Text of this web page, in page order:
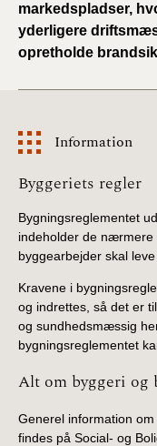
markedspladser,
yderligere
opretholde
Information
Information
Byggeriets regler
Bygningsreglementet
indeholder de nærmere
byggearbejder skal leve
Kravene i
og indrettes, så det er
og sundhedsmæssig
bygningsreglementet
Alt om byggeri og
Generel information
findes på Social- og